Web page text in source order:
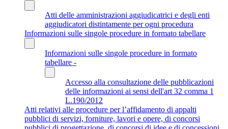
Atti delle amministrazioni aggiudicatrici e degli enti
aggiudicatori distintamente per ogni procedura
Informazioni sulle singole procedure in formato tabellare
Informazioni sulle singole procedure in formato
tabellare -
Accesso alla consultazione delle pubblicazioni
delle informazioni ai sensi dell'art 32 comma 1
L.190/2012
Atti relativi alle procedure per l’affidamento di appalti
pubblici di servizi, forniture, lavori e opere, di concorsi